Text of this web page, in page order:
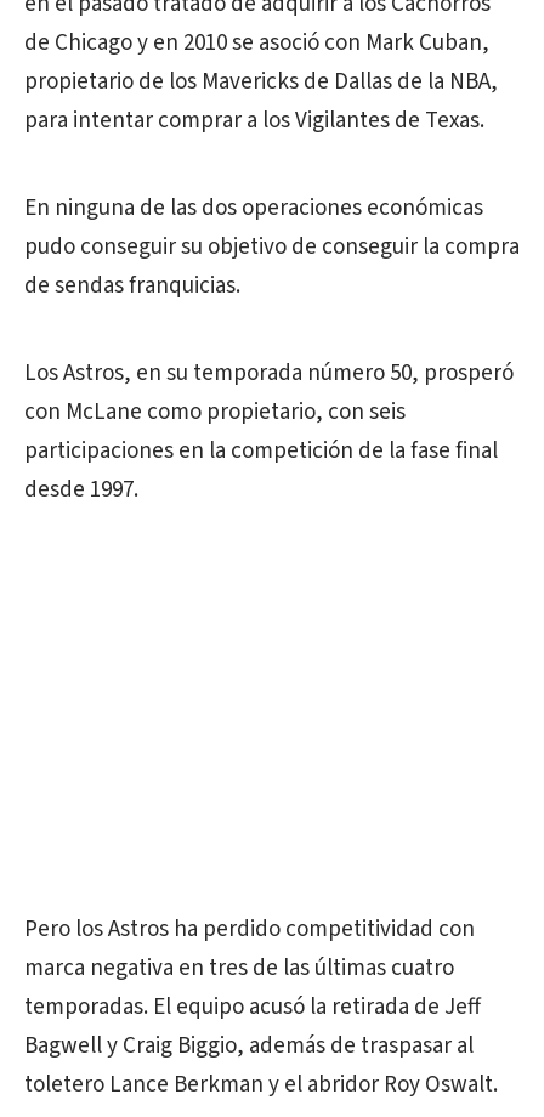
de Chicago y en 2010 se asoció con Mark Cuban,
propietario de los Mavericks de Dallas de la NBA,
para intentar comprar a los Vigilantes de Texas.
En ninguna de las dos operaciones económicas
pudo conseguir su objetivo de conseguir la compra
de sendas franquicias.
Los Astros, en su temporada número 50, prosperó
con McLane como propietario, con seis
participaciones en la competición de la fase final
desde 1997.
Pero los Astros ha perdido competitividad con
marca negativa en tres de las últimas cuatro
temporadas. El equipo acusó la retirada de Jeff
Bagwell y Craig Biggio, además de traspasar al
toletero Lance Berkman y el abridor Roy Oswalt.